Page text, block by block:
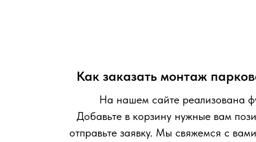
Как заказать монтаж
На нашем сайте реализована
Добавьте в корзину нужные вам
отправьте заявку. Мы свяжемся с